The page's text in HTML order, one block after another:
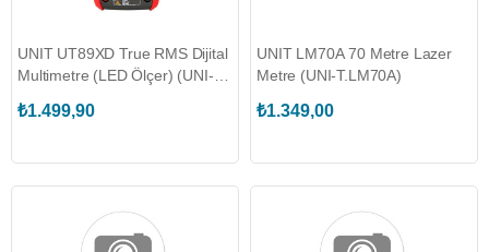
UNIT UT89XD True RMS Dijital
Multimetre (LED Ölçer) (UNI-
₺1.499,90
UNIT LM70A 70 Metre Lazer
Metre (UNI-T.LM70A)
₺1.349,00